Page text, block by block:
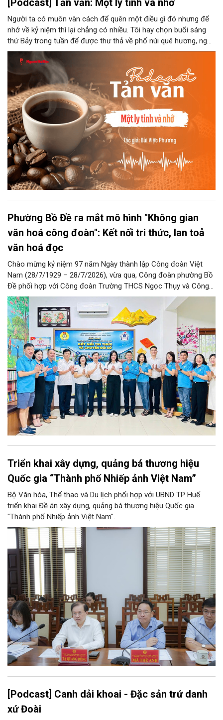
Người ta có muôn vàn cách để quên một điều gì đó nhưng để
nhớ về kỷ niệm thì lại chẳng có nhiều. Tôi hay chọn buổi sáng
thứ Bảy trong tuần để được thư thả về phố núi quê hương, ngồi
đợi giọt đắng của đất đai, mưa nắng điểm từng nhịp xuống
chiếc ly sứ như đợi thời gian mở cánh cửa diệu kì của mình.
Phường Bồ Đề ra mắt mô hình "Không gian
văn hoá công đoàn": Kết nối tri thức, lan toả
văn hoá đọc
Chào mừng kỷ niệm 97 năm Ngày thành lập Công đoàn Việt
Nam (28/7/1929 – 28/7/2026), vừa qua, Công đoàn phường Bồ
Đề phối hợp với Công đoàn Trường THCS Ngọc Thụy và Công
đoàn Trường Tiểu học Ái Mộ B tổ chức Lễ ra mắt Mô hình
“Không gian văn hóa công đoàn”.
Triển khai xây dựng, quảng bá thương hiệu
Quốc gia “Thành phố Nhiếp ảnh Việt Nam”
Bộ Văn hóa, Thể thao và Du lịch phối hợp với UBND TP Huế
triển khai Đề án xây dựng, quảng bá thương hiệu Quốc gia
"Thành phố Nhiếp ảnh Việt Nam".
[Podcast] Canh dải khoai - Đặc sản trứ danh
xứ Đoài